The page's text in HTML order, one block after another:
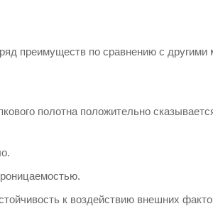
преимуществ по сравнению с другими
полотна положительно
к воздействию внешних